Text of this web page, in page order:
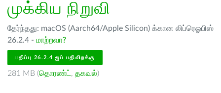
முக்கிய நிறுவி
தேர்ந்தது: macOS (Aarch64/Apple Silicon) க்கான லிப்ரெஓபிஸ்
26.2.4 - மாற்றவா?
பதிப்பு 26.2.4 ஐப் பதிவிறக்கு
281 MB (தொரண்ட் , தகவல்)